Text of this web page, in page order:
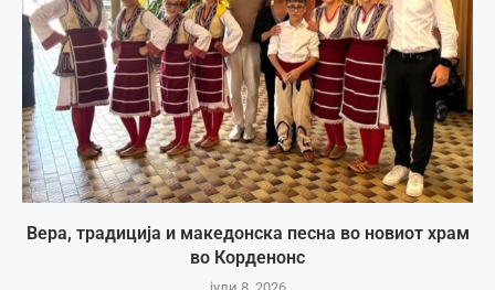
Вера, традиција и македонска песна во новиот храм
во Корденонс